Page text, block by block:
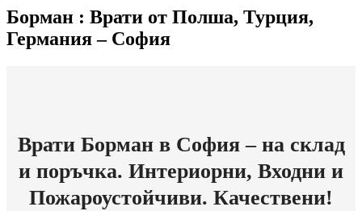
Борман : Врати от Полша, Турция,
Германия – София
Врати Борман в София – на склад
и поръчка. Интериорни, Входни и
Пожароустойчиви. Качествени!